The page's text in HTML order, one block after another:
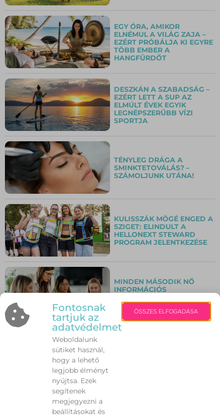
EGY ÓRA, AMIKOR
ELNÉMUL A VILÁG ZAJA –
EZÉRT PRÓBÁLJA KI EGYRE
TÖBB EMBER A
HANGFÜRDŐT
DESZKÁN A SZABADSÁG –
EZÉRT LETT A SUP AZ
ELMÚLT ÉVEK EGYIK
LEGNÉPSZERŰBB VÍZI
SPORTJA
TÉNYLEG DRÁGA A
SMINKTETOVÁLÁS? –
SZÁMOLJUNK UTÁNA!
KULISSZÁK MÖGÉ ENGED A
SZIGET: ELINDULT A
HELLONEXT STEWARD
PROGRAM JELENTKEZÉSE
MINDEN MÁSODIK NŐ
INFORMÁCIÓS
SZÁMOL BE
Fontosnak
tartjuk az
adatvédelmet
Weboldalunk
sütiket használ,
hogy a lehető
legjobb élményt
nyújtsa. Ezek
segítenek
megjegyezni a
beállításokat és
ÖSSZES ELFOGADÁSA